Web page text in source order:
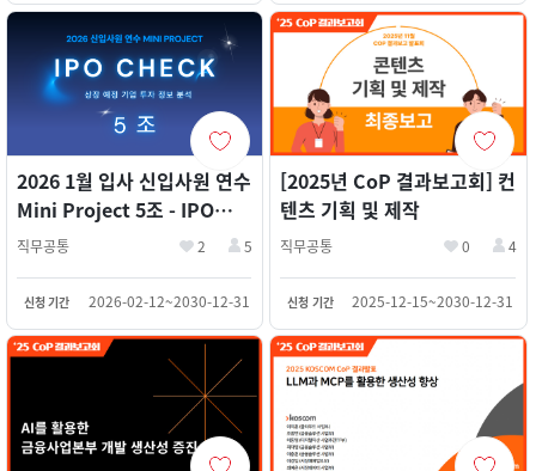
2026 1월 입사 신입사원 연수
Mini Project 5조 - IPO
CHECK
직무공통 2 5
신청 기간 2026-02-12~2030-12-31
[2025년 CoP 결과보고회] 컨
텐츠 기획 및 제작
직무공통 0 4
신청 기간 2025-12-15~2030-12-31